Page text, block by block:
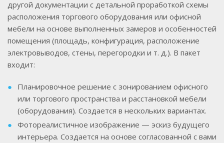
другой документации с детальной проработкой схемы
расположения торгового оборудования или офисной
мебели на основе выполненных замеров и особенностей
помещения (площадь, конфигурация, расположение
электровыводов, стены, перегородки и т. д.). В пакет
входит:
Планировочное решение с зонированием офисного
или торгового пространства и расстановкой мебели
(оборудования). Создается в нескольких вариантах.
Фотореалистичное изображение — эскиз будущего
интерьера. Создается на основе согласованной с вами